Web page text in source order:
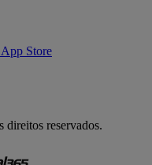
App Store
reservados.